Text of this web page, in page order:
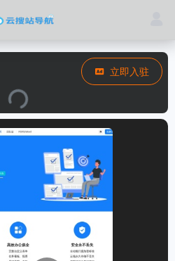
立即入驻